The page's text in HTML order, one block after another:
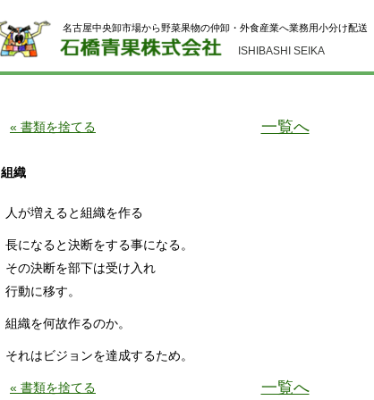
ISHIBASHI SEIKA
名古屋中央卸市場から野菜果物の仲卸・外食産業へ業務用小分け配送
« 書類を捨てる 一覧へ
組織
人が増えると組織を作る
長になると決断をする事になる。
その決断を部下は受け入れ
行動に移す。
組織を何故作るのか。
それはビジョンを達成するため。
« 書類を捨てる 一覧へ